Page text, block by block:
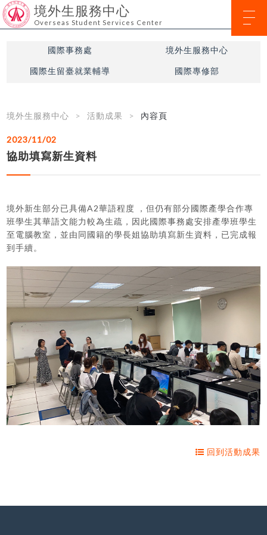
境外生服務中心
Overseas Student Services Center
國際事務處 境外生服務中心
國際生留臺就業輔導 國際專修部
境外生服務中心 活動成果 內容頁
2023/11/02
協助填寫新生資料
境外新生部分已具備A2華語程度 ，但仍有部分國際產學合作專
班學生其華語文能力較為生疏，因此國際事務處安排產學班學生
至電腦教室，並由同國籍的學長姐協助填寫新生資料，已完成報
到手續。
回到活動成果